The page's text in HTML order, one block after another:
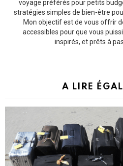
voyage préférés pour petits
stratégies simples de bien-être
Mon objectif est de vous offrir
accessibles pour que vous
inspirés, et prêts à
A LIRE